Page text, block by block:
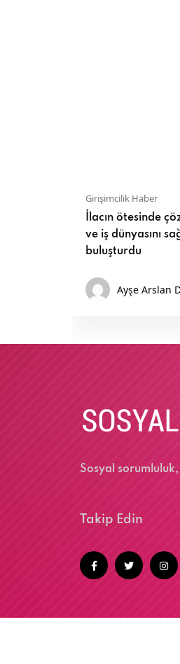
Girişimcilik Haber
İlacın ötesinde
ve iş dünyasını
buluşturdu
Ayşe Arslan
Sosyal
Takip Edin